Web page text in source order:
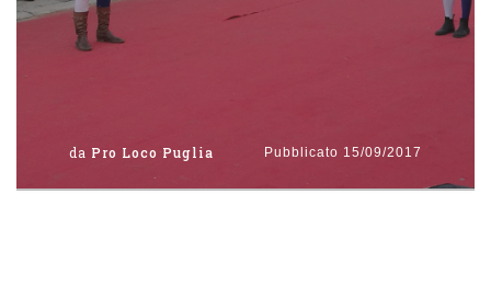
da Pro Loco Puglia Pubblicato 15/09/2017